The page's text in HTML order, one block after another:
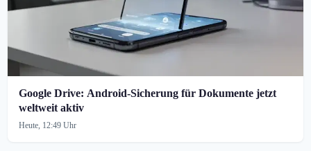
Google Drive: Android-Sicherung für Dokumente jetzt
weltweit aktiv
Heute, 12:49 Uhr